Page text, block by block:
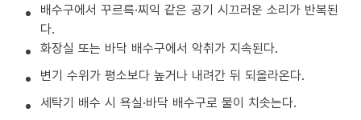
배수구에서 꾸르륵·찌익 같은 공기 시끄러운 소리가 반복된
다.
화장실 또는 바닥 배수구에서 악취가 지속된다.
변기 수위가 평소보다 높거나 내려간 뒤 되올라온다.
세탁기 배수 시 욕실·바닥 배수구로 물이 치솟는다.